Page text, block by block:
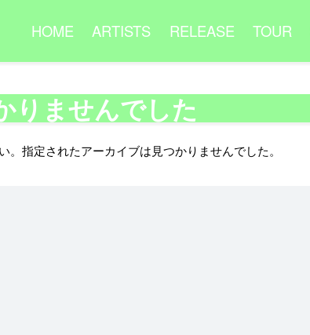
HOME ARTISTS RELEASE TOUR
りませんでした
。指定されたアーカイブは見つかりませんでした。